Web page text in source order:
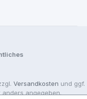
Versandkosten und ggf.
angegeben.